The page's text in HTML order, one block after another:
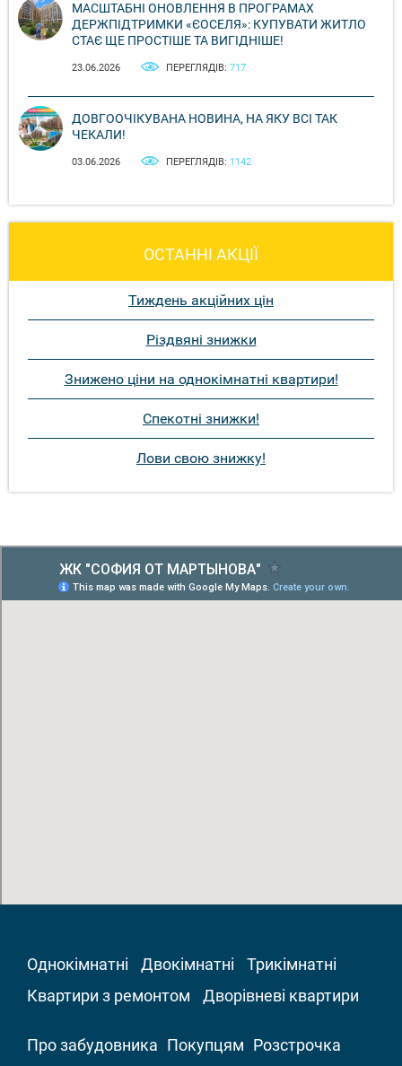
МАСШТАБНІ ОНОВЛЕННЯ В ПРОГРАМАХ
ДЕРЖПІДТРИМКИ «ЄОСЕЛЯ»: КУПУВАТИ ЖИТЛО
СТАЄ ЩЕ ПРОСТІШЕ ТА ВИГІДНІШЕ!
23.06.2026 ПЕРЕГЛЯДІВ: 717
ДОВГООЧІКУВАНА НОВИНА, НА ЯКУ ВСІ ТАК
ЧЕКАЛИ!
03.06.2026 ПЕРЕГЛЯДІВ: 1142
ОСТАННІ АКЦІЇ
Тиждень акційних цін
Різдвяні знижки
Знижено ціни на однокімнатні квартири!
Спекотні знижки!
Лови свою знижку!
Однокімнатні Двокімнатні
Трикімнатні
Квартири з ремонтом
Дворівневі квартири
Про забудовника Покупцям Розстрочка